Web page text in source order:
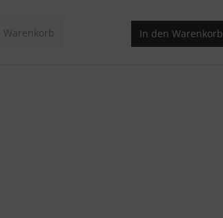
Warenkorb In den Warenkorb